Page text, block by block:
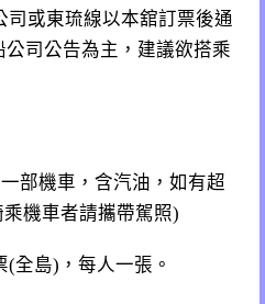
或東琉線以本舘訂票後通
司公告為主，建議欲搭乘
部機車，含汽油，如有超
機車者請攜帶駕照)
全島)，每人一張。